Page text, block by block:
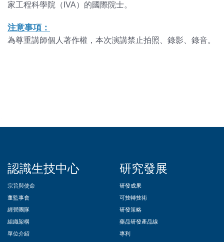
家工程科學院（IVA）的國際院士。
注意事項：
為尊重講師個人著作權，本次演講禁止拍照、錄影、錄音。
認識生技中心
宗旨與使命
董監事會
經營團隊
組織架構
單位介紹
研究發展
研發成果
可技轉技術
研發策略
藥品研發產品線
專利